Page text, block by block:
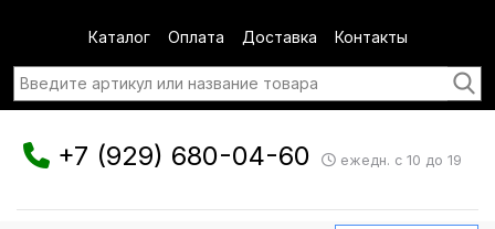
Каталог Оплата Доставка Контакты
+7 (929) 680-04-60 ежедн. с 10 до 19